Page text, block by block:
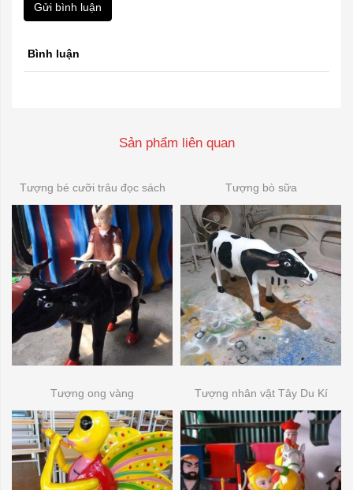
Gửi bình luận
Bình luận
Sản phẩm liên quan
Tượng bé cưỡi trâu đọc sách Tượng bò sữa
Tượng ong vàng Tượng nhân vật Tây Du Kí